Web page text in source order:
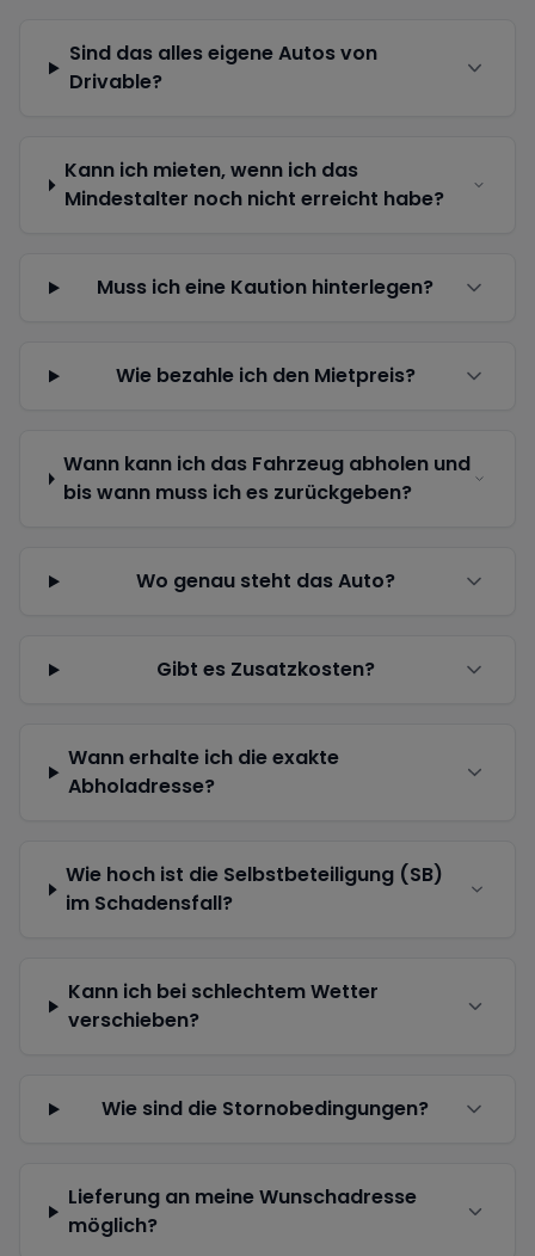
Sind das alles eigene Autos von
Drivable?
Kann ich mieten, wenn ich das
Mindestalter noch nicht erreicht habe?
Muss ich eine Kaution hinterlegen?
Wie bezahle ich den Mietpreis?
Wann kann ich das Fahrzeug abholen und
bis wann muss ich es zurückgeben?
Wo genau steht das Auto?
Gibt es Zusatzkosten?
Wann erhalte ich die exakte
Abholadresse?
Wie hoch ist die Selbstbeteiligung (SB)
im Schadensfall?
Kann ich bei schlechtem Wetter
verschieben?
Wie sind die Stornobedingungen?
Lieferung an meine Wunschadresse
möglich?